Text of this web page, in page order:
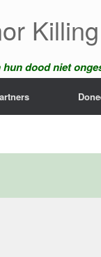
Killing
hun dood niet